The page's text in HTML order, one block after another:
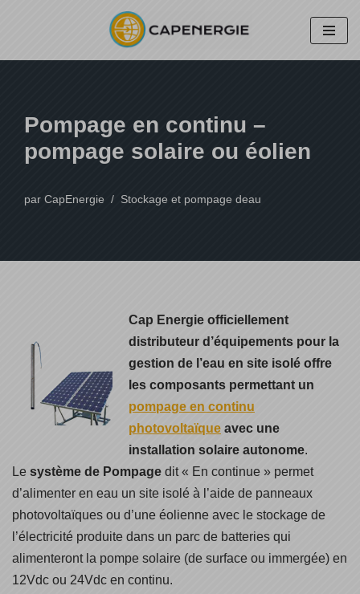
Pompage en continu –
pompage solaire ou éolien
par CapEnergie Stockage et pompage deau
Cap Energie officiellement
distributeur d’équipements pour la
gestion de l’eau en site isolé offre
les composants permettant un
pompage en continu
photovoltaïque avec une
installation solaire autonome.
Le système de Pompage dit « En continue » permet
d’alimenter en eau un site isolé à l’aide de panneaux
photovoltaïques ou d’une éolienne avec le stockage de
l’électricité produite dans un parc de batteries qui
alimenteront la pompe solaire (de surface ou immergée) en
12Vdc ou 24Vdc en continu.